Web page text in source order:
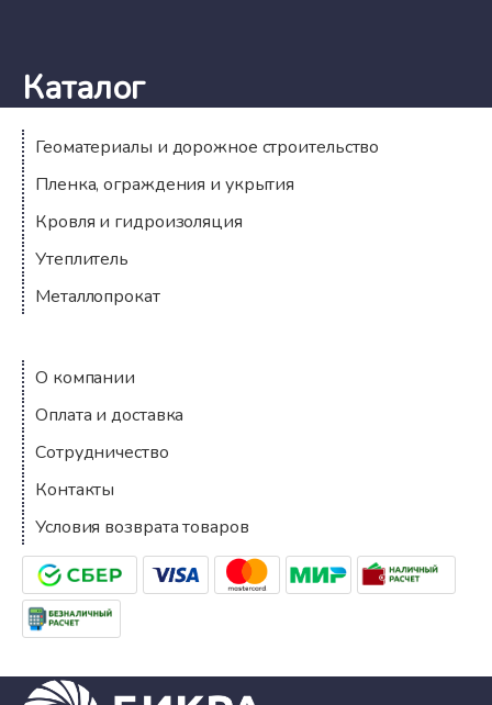
Каталог
Геоматериалы и дорожное строительство
Пленка, ограждения и укрытия
Кровля и гидроизоляция
Утеплитель
Металлопрокат
Компания
О компании
Оплата и доставка
Сотрудничество
Контакты
Условия возврата товаров